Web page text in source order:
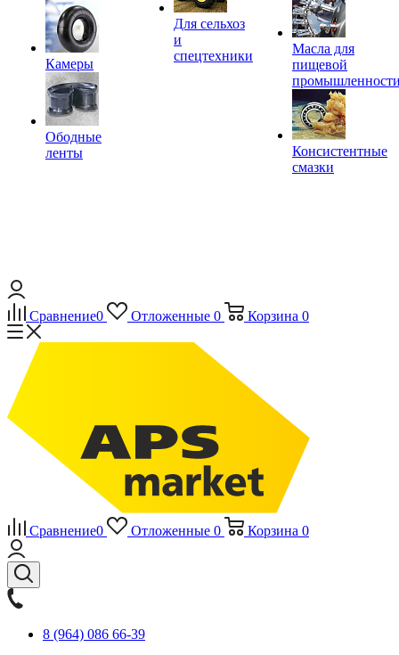
Камеры
Ободные
ленты
Для сельхоз
и
спецтехники
Масла для
пищевой
Консистентные
смазки
Сравнение0 Отложенные 0 Корзина 0
Сравнение0 Отложенные 0 Корзина 0
8 (964) 086 66-39